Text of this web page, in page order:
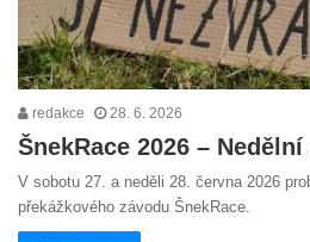
redakce 28. 6. 2026
ŠnekRace 2026 – Nedělní
V sobotu 27. a neděli 28. června 2026
překážkového závodu ŠnekRace.